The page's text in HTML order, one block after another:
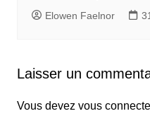
Elowen Faelnor
Laisser un
Vous devez vous